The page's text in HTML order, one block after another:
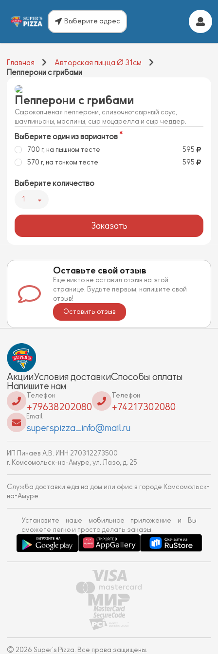
Выберите адрес
Главная
Авторская пицца Ø 31см
Пепперони с грибами
Пепперони с грибами
Сырокопченая пепперони, сливочно-сырный соус,
шампиньоны, маслины, сыр моцарелла и сыр чеддер.
Выберите один из вариантов
700 г, на пышном тесте
595
570 г, на тонком тесте
595
Выберите количество
1
Заказать
Оставьте свой отзыв
Еще никто не оставил отзыв на этой
странице. Будьте первым, напишите свой
отзыв!
Оставить отзыв
АкцииУсловия доставкиСпособы оплаты
Напишите нам
Телефон
+79638202080
Телефон
+74217302080
Email
superspizza_info@mail.ru
ИП Пинаев А.В. ИНН 270312273500
г. Комсомольск-на-Амуре, ул. Лазо, д. 25
Служба доставки еды на дом или офис в городе Комсомольск-
на-Амуре.
Установите наше мобильное приложение и Вы
сможете легко и просто делать заказы.
© 2026 Super's Pizza. Все права защищены.